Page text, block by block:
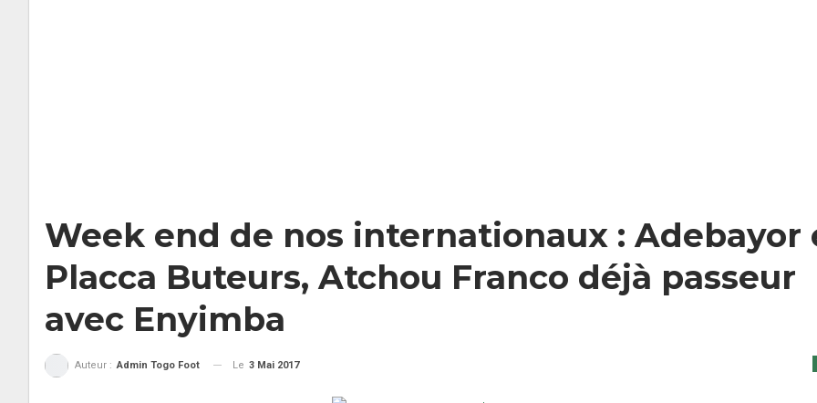
Week end de nos internationaux : Adebayor
Placca Buteurs, Atchou Franco déjà passeur
avec Enyimba
Auteur : Admin Togo Foot Le 3 Mai 2017